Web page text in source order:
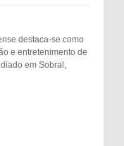
destaca-se como
e entretenimento de
em Sobral,